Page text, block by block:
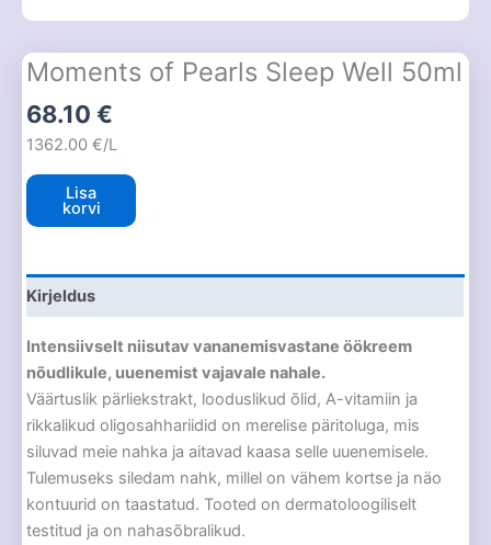
Moments of Pearls Sleep Well 50ml
68.10€
1362.00 €/L
Lisa
korvi
Kirjeldus
Intensiivselt niisutav vananemisvastane öökreem
nõudlikule, uuenemist vajavale nahale.
Väärtuslik pärliekstrakt, looduslikud õlid, A-vitamiin ja
rikkalikud oligosahhariidid on merelise päritoluga, mis
siluvad meie nahka ja aitavad kaasa selle uuenemisele.
Tulemuseks siledam nahk, millel on vähem kortse ja näo
kontuurid on taastatud. Tooted on dermatoloogiliselt
testitud ja on nahasõbralikud.